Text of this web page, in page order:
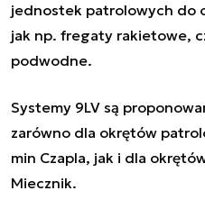
jednostek patrolowych do
jak np. fregaty rakietowe,
podwodne.
Systemy 9LV są
zarówno dla okrętów
min Czapla, jak i dla
Miecznik.